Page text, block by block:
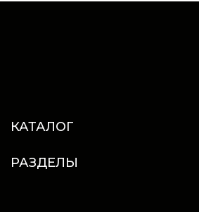
КАТАЛОГ
РАЗДЕЛЫ